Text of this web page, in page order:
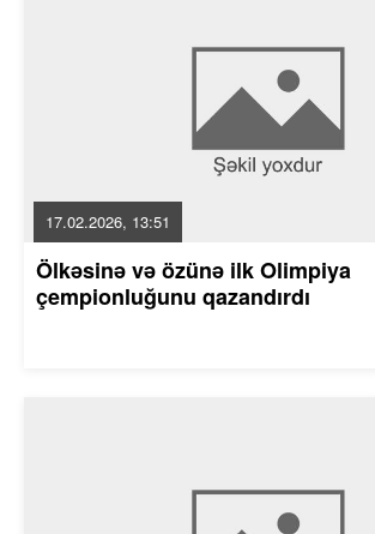
17.02.2026, 13:51
Ölkəsinə və özünə ilk Olimpiya
çempionluğunu qazandırdı